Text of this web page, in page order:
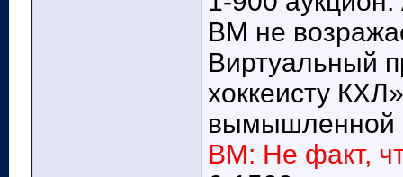
ВМ не
Виртуальный
хоккеисту
вымышленной
ВМ: Не факт,